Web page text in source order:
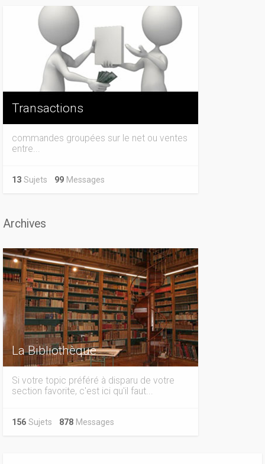
Transactions
commandes groupées sur le net ou ventes
entre...
13 Sujets 99 Messages
Archives
La Bibliothèque
Si votre topic préféré à disparu de votre
section favorite, c'est ici qu'il faut...
156 Sujets 878 Messages